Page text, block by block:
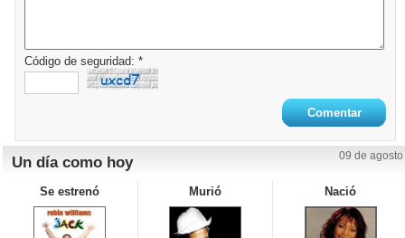
Código de seguridad: *
Un día como hoy 09 de agosto
Se estrenó Murió Nació